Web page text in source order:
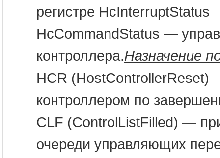
регистре HcInterruptStatus
HcCommandStatus —
контроллера.Назначение
HCR (HostControllerReset)
контроллером по
CLF (ControlListFilled) —
очереди управляющих